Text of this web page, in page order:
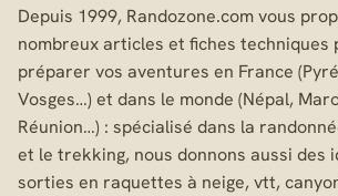
Depuis 1999, Randozone.com vous
nombreux articles et fiches techniques
préparer vos aventures en France
Vosges…) et dans le monde (Népal,
Réunion…) : spécialisé dans la
et le trekking, nous donnons aussi des
sorties en raquettes à neige, vtt,